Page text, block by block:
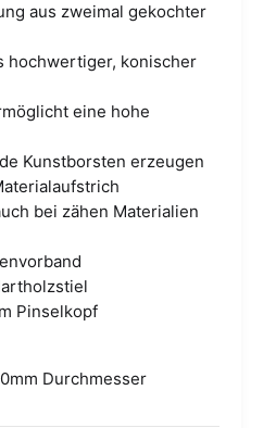
aus zweimal gekochter
hochwertiger, konischer
eine hohe
Kunstborsten erzeugen
bei zähen Materialien
Pinselkopf
Durchmesser